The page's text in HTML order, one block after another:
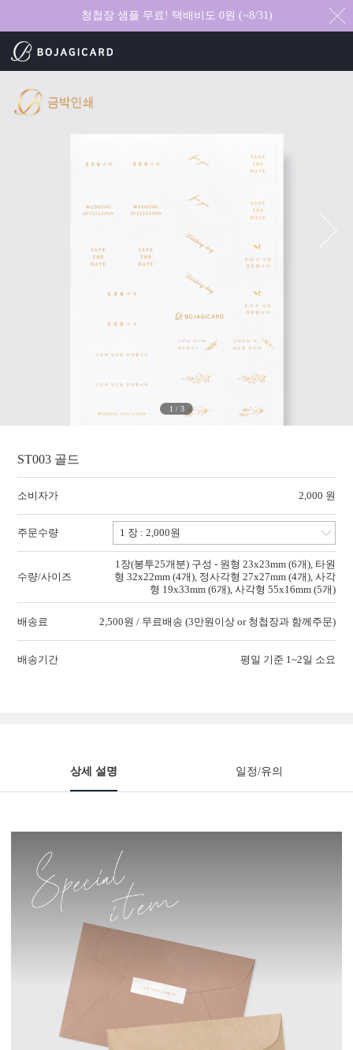
청첩장 샘플 무료! 택배비도 0원 (~8/31)
1 / 3
ST003 골드
소비자가 2,000 원
주문수량
수량/사이즈
1장(봉투25개분) 구성 - 원형 23x23mm (6개), 타원
형 32x22mm (4개), 정사각형 27x27mm (4개), 사각
형 19x33mm (6개), 사각형 55x16mm (5개)
배송료 2,500원 / 무료배송 (3만원이상 or 청첩장과 함께주문)
배송기간 평일 기준 1~2일 소요
상세 설명 일정/유의